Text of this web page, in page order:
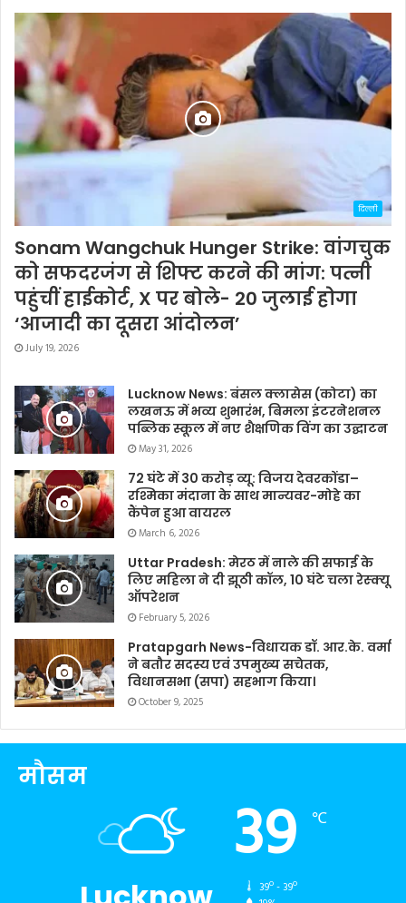
दिल्ली
Sonam Wangchuk Hunger Strike: वांगचुक
को सफदरजंग से शिफ्ट करने की मांग: पत्नी
पहुंचीं हाईकोर्ट, X पर बोले- 20 जुलाई होगा
‘आजादी का दूसरा आंदोलन’
July 19, 2026
Lucknow News: बंसल क्लासेस (कोटा) का
लखनऊ में भव्य शुभारंभ, बिमला इंटरनेशनल
पब्लिक स्कूल में नए शैक्षणिक विंग का उद्घाटन
May 31, 2026
72 घंटे में 30 करोड़ व्यू: विजय देवरकोंडा–
रश्मिका मंदाना के साथ मान्यवर-मोहे का
कैंपेन हुआ वायरल
March 6, 2026
Uttar Pradesh: मेरठ में नाले की सफाई के
लिए महिला ने दी झूठी कॉल, 10 घंटे चला रेस्क्यू
ऑपरेशन
February 5, 2026
Pratapgarh News-विधायक डॉ. आर.के. वर्मा
ने बतौर सदस्य एवं उपमुख्य सचेतक,
विधानसभा (सपा) सहभाग किया।
October 9, 2025
मौसम
39 ℃
39º - 39º